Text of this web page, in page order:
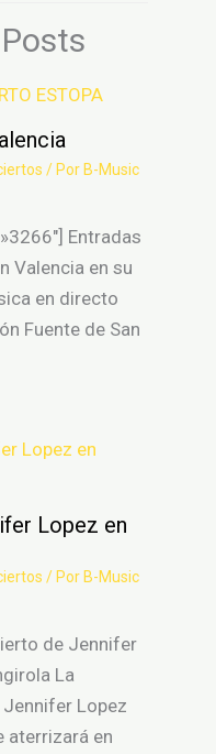
/ Por B-Music
Entradas
Valencia en su
en directo
Fuente de San
Lopez en
/ Por B-Music
de Jennifer
La
Lopez
aterrizará en